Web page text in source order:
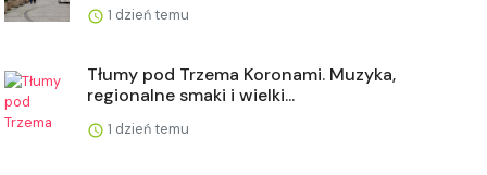
1 dzień temu
Tłumy pod Trzema Koronami. Muzyka,
regionalne smaki i wielki...
1 dzień temu